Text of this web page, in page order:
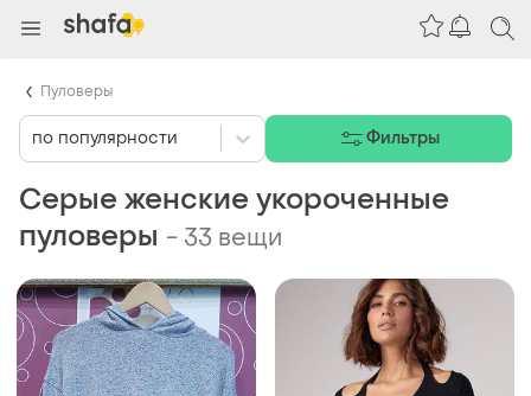
Серые женские укороченные
пуловеры - 33 вещи
по популярности Фильтры
Пуловеры